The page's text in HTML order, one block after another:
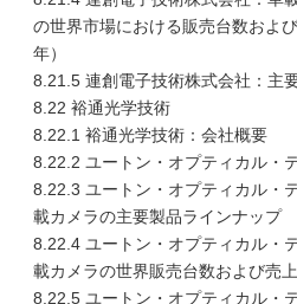
の世界市場における販売台数およ
年）
8.21.5 連創電子技術株式会社：主
8.22 裕通光学技術
8.22.1 裕通光学技術：会社概要
8.22.2 ユートン・オプティカル・
8.22.3 ユートン・オプティカル・
載カメラの主要製品ラインナップ
8.22.4 ユートン・オプティカル・
載カメラの世界販売台数および売
8.22.5 ユートン・オプティカル・